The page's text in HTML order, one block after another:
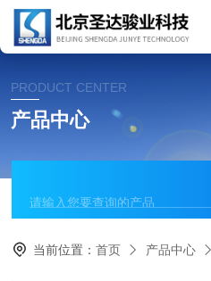
PRODUCT CENTER
产品中心
当前位置：首页 产品中心